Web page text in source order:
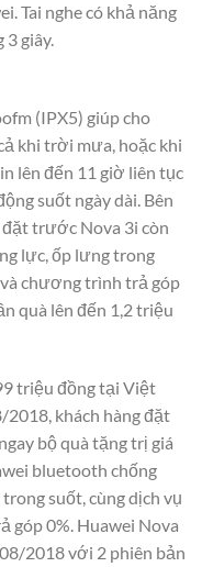
Tai nghe có khả năng
giây.
(IPX5) giúp cho
khi trời mưa, hoặc khi
lên đến 11 giờ liên tục
suốt ngày dài. Bên
trước Nova 3i còn
lực, ốp lưng trong
chương trình trả góp
quà lên đến 1,2 triệu
triệu đồng tại Việt
2018, khách hàng đặt
bộ quà tặng trị giá
bluetooth chống
suốt, cùng dịch vụ
góp 0%. Huawei Nova
2018 với 2 phiên bản